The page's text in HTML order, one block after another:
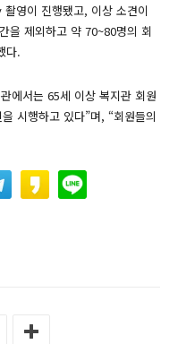
영이 진행됐고, 이상 소견이
을 제외하고 약 70~80명의 회
다.
에서는 65세 이상 복지관 회원
시행하고 있다”며, “회원들의